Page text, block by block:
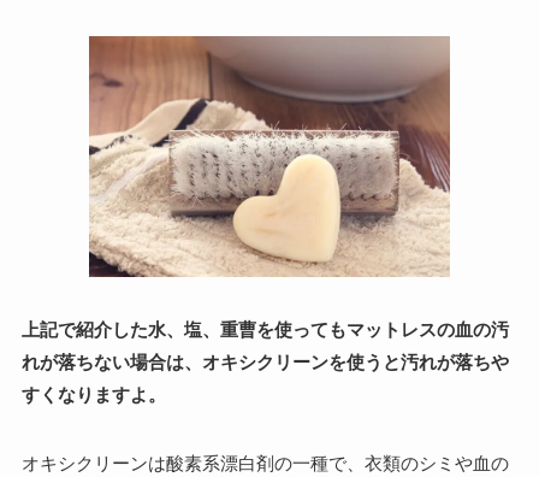
上記で紹介した水、塩、重曹を使ってもマットレスの血の汚
れが落ちない場合は、オキシクリーンを使うと汚れが落ちや
すくなりますよ。
オキシクリーンは酸素系漂白剤の一種で、衣類のシミや血の